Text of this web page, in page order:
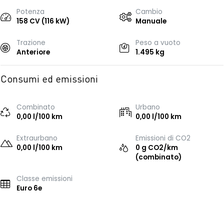
Potenza
158 CV (116 kW)
Cambio
Manuale
Trazione
Anteriore
Peso a vuoto
1.495 kg
Consumi ed emissioni
Combinato
0,00 l/100 km
Urbano
0,00 l/100 km
Extraurbano
0,00 l/100 km
Emissioni di CO2
0 g CO2/km
(combinato)
Classe emissioni
Euro 6e